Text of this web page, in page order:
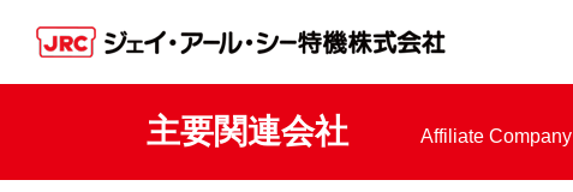
主要関連会社 Affiliate Company